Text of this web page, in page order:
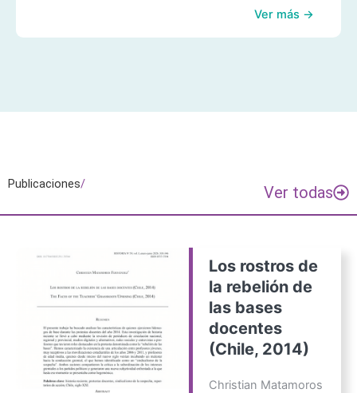
Ver más →
Publicaciones/ Ver todas
Los rostros de
la rebelión de
las bases
docentes
(Chile, 2014)
Christian Matamoros